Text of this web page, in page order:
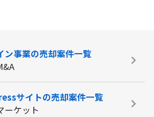
ン事業の売却案件一覧
サイトの売却案件一覧
ーケット